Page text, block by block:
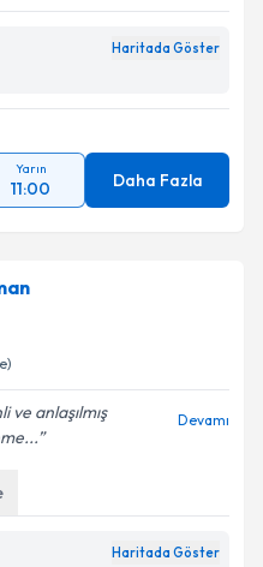
Haritada Göster
Yarın
11:00 Daha Fazla
anlaşılmış
Devamı
Haritada Göster